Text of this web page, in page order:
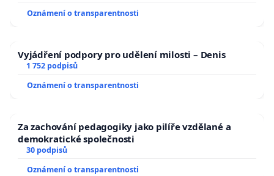
Oznámení o transparentnosti
Vyjádření podpory pro udělení milosti – Denis
1 752 podpisů
Oznámení o transparentnosti
Za zachování pedagogiky jako pilíře vzdělané a
demokratické společnosti
30 podpisů
Oznámení o transparentnosti